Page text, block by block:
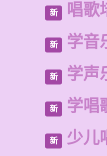
新 唱歌
新 学音
新 学声
新 学唱
新 少儿